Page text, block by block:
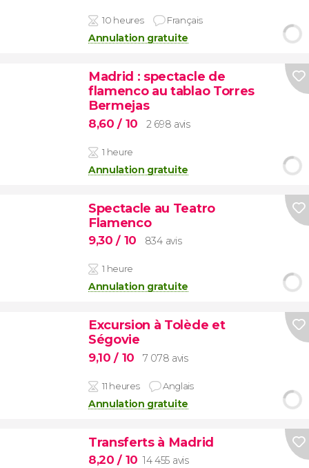
10 heures Français
Annulation gratuite
Madrid : spectacle de
flamenco au tablao Torres
Bermejas
8,60/ 10 2 698 avis
1 heure
Annulation gratuite
Spectacle au Teatro
Flamenco
9,30/ 10 834 avis
1 heure
Annulation gratuite
Excursion à Tolède et
Ségovie
9,10/ 10 7 078 avis
11 heures Anglais
Annulation gratuite
Transferts à Madrid
8,20/ 10 14 455 avis